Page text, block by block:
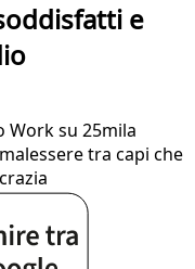
e
Work su 25mila
tra capi che